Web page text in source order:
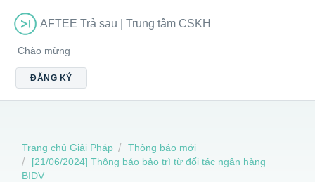
AFTEE Trả sau | Trung tâm CSKH
Chào mừng
ĐĂNG KÝ
Trang chủ Giải Pháp
Thông báo mới
[21/06/2024] Thông báo bảo trì từ đối tác ngân hàng
BIDV